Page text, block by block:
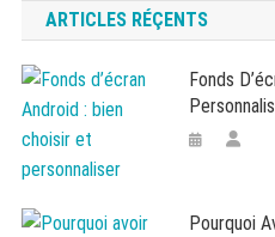
ARTICLES RÉÇENTS
Fonds
Pourquoi